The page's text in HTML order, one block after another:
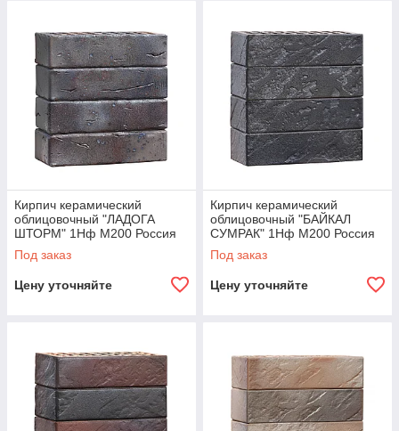
Кирпич керамический
облицовочный "ЛАДОГА
ШТОРМ" 1Нф М200 Россия
Под заказ
Цену уточняйте
Кирпич керамический
облицовочный "БАЙКАЛ
СУМРАК" 1Нф М200 Россия
Под заказ
Цену уточняйте